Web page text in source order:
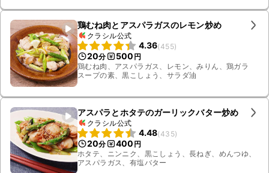
鶏むね肉とアスパラガスのレモン炒め
クラシル公式
4.36(455)
20分 500 円
鶏むね肉、アスパラガス、レモン、みりん、鶏ガラ
スープの素、黒こしょう、サラダ油
アスパラとホタテのガーリックバター炒め
クラシル公式
4.48(435)
20分 400 円
ホタテ、ニンニク、黒こしょう、長ねぎ、めんつゆ、
アスパラガス、有塩バター